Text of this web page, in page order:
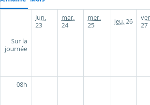
lun.
23
mar.
24
mer.
25
jeu.26
27
Sur la
journée
08h